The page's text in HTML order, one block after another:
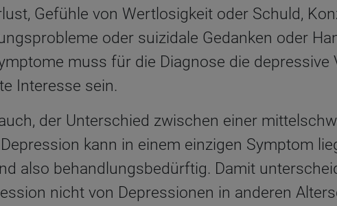
Gefühle von Wertlosigkeit oder Schuld,
oder suizidale Gedanken oder
muss für die Diagnose die
Interesse sein.
der Unterschied zwischen einer
kann in einem einzigen Symptom
also behandlungsbedürftig. Damit
nicht von Depressionen in anderen